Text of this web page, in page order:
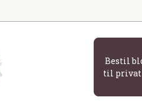
Bestil
til privat